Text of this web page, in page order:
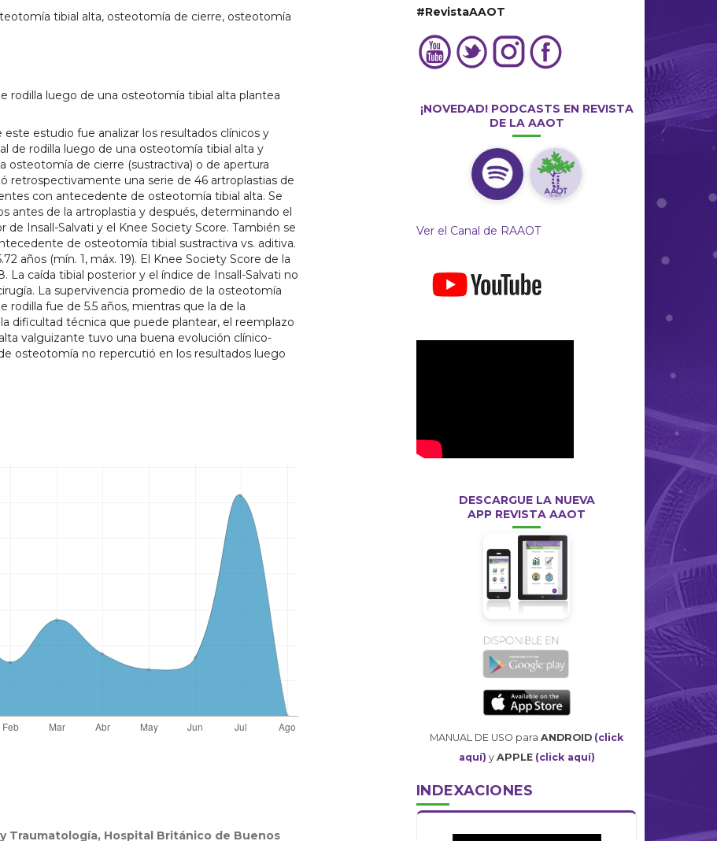
tibial alta, osteotomía de cierre, osteotomía
rodilla luego de una osteotomía tibial alta plantea
estudio fue analizar los resultados clínicos y
de rodilla luego de una osteotomía tibial alta y
osteotomía de cierre (sustractiva) o de apertura
retrospectivamente una serie de 46 artroplastias de
con antecedente de osteotomía tibial alta. Se
antes de la artroplastia y después, determinando el
Insall-Salvati y el Knee Society Score. También se
de osteotomía tibial sustractiva vs. aditiva.
años (mín. 1, máx. 19). El Knee Society Score de la
La caída tibial posterior y el índice de Insall-Salvati no
La supervivencia promedio de la osteotomía
fue de 5.5 años, mientras que la de la
dificultad técnica que puede plantear, el reemplazo
valguizante tuvo una buena evolución clínico-
osteotomía no repercutió en los resultados luego
Traumatología, Hospital Británico de Buenos
#RevistaAAOT
¡NOVEDAD! PODCASTS EN REVISTA
DE LA AAOT
Ver el Canal de RAAOT
DESCARGUE LA NUEVA
APP REVISTA AAOT
MANUAL DE USO para ANDROID (click
aquí) y APPLE (click aquí)
INDEXACIONES